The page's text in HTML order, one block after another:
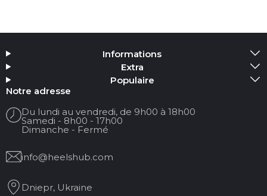
Informations
Extra
Populaire
Notre adresse
Du lundi au vendredi, de 9h00 à 18h00
Samedi - 8h00 - 17h00
Dimanche - Fermé
info@heelshub.com
Dniepr, Ukraine